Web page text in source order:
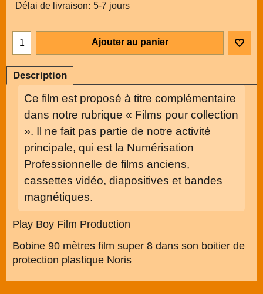
Délai de livraison: 5-7 jours
Ajouter au panier
Description
Ce film est proposé à titre complémentaire
dans notre rubrique « Films pour collection
». Il ne fait pas partie de notre activité
principale, qui est la Numérisation
Professionnelle de films anciens,
cassettes vidéo, diapositives et bandes
magnétiques.
Play Boy Film Production
Bobine 90 mètres film super 8 dans son boitier de
protection plastique Noris